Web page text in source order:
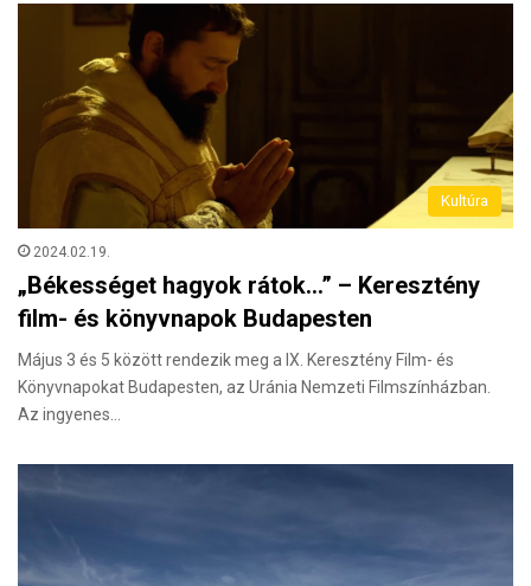
Kultúra
2024.02.19.
„Békességet hagyok rátok…” – Keresztény
film- és könyvnapok Budapesten
Május 3 és 5 között rendezik meg a IX. Keresztény Film- és
Könyvnapokat Budapesten, az Uránia Nemzeti Filmszínházban.
Az ingyenes…